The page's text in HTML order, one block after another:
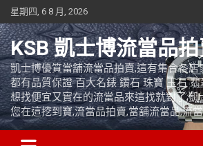
Skip
to
content
星期四, 6 8 月, 2026
KSB 凱士博流當品拍
凱士博優質當舖流當品拍賣,這有集合各店
都有品質保證 百大名錶 鑽石 珠寶 玉石
想找便宜又實在的流當品來這找就對了,
您在這挖到寶,流當品拍賣,當舖流當品,流